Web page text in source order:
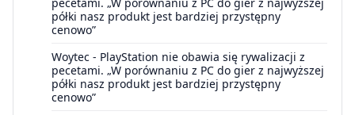
półki nasz produkt jest bardziej przystępny
cenowo”
Woytec - PlayStation nie obawia się rywalizacji z
pecetami. „W porównaniu z PC do gier z najwyższej
półki nasz produkt jest bardziej przystępny
cenowo”